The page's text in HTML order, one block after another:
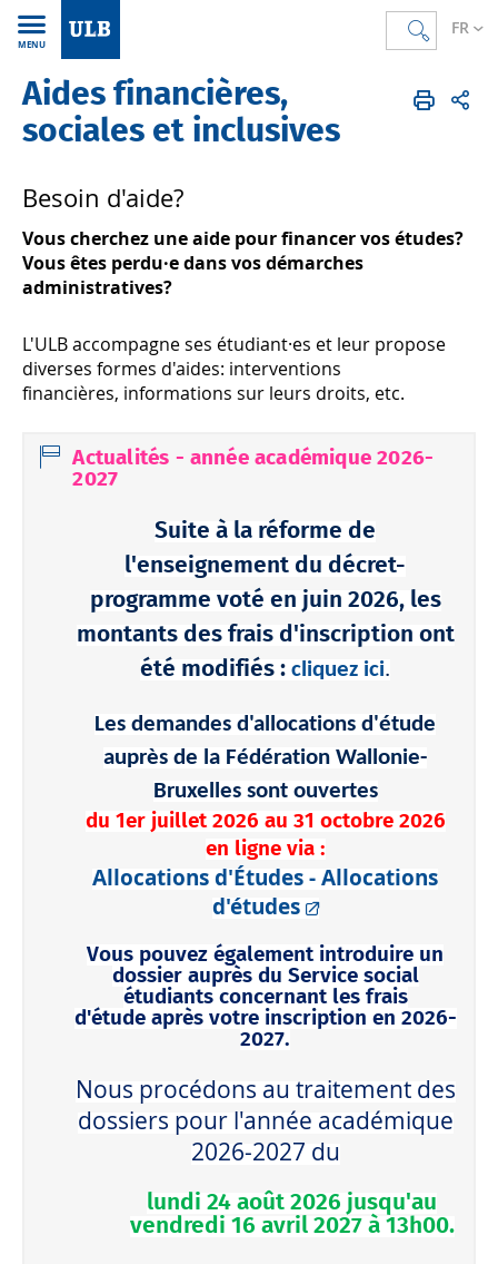
FR
MENU
Accueil FR Étudier
Aides, services et accompagnement
Aides financières, sociales et inclusives
Aides financières,
sociales et inclusives
Besoin d'aide?
Vous cherchez une aide pour financer vos études?
Vous êtes perdu·e dans vos démarches
administratives?
L'ULB accompagne ses étudiant·es et leur propose
diverses formes d'aides: interventions
financières, informations sur leurs droits, etc.
Actualités - année académique 2026-
2027
Suite à la réforme de
l'enseignement du décret-
programme voté en juin 2026, les
montants des frais d'inscription ont
été modifiés : cliquez ici.
Les demandes d'allocations d'étude
auprès de la Fédération Wallonie-
Bruxelles sont ouvertes
du 1er juillet 2026 au 31 octobre 2026
en ligne via :
Allocations d'Études - Allocations
d'études
Vous pouvez également introduire un
dossier auprès du Service social
étudiants concernant les frais
d'étude après votre inscription en 2026-
2027.
Nous procédons au traitement des
dossiers pour l'année académique
2026-2027 du
lundi 24 août 2026 jusqu'au
vendredi 16 avril 2027 à 13h00.